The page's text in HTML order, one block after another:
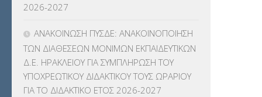
ΜΕΤΑΤΑΞΕΙΣ
ΜΕΤΑΦΟΡΑ ΜΑΘΗΤΩΝ(3)
ΝΟΜΟΘΕΣΙΑ(66)
ΟΙΚΟΝΟΜΙΚΑ ΘΕΜΑΤΑ(73)
2026-2027
ΑΝΑΚΟΙΝΩΣΗ ΠΥΣΔΕ: ΑΝΑΚΟΙΝΟΠΟΙΗΣΗ
ΤΩΝ ΔΙΑΘΕΣΕΩΝ ΜΟΝΙΜΩΝ ΕΚΠΑΙΔΕΥΤΙΚΩΝ
Δ.Ε. ΗΡΑΚΛΕΙΟΥ ΓΙΑ ΣΥΜΠΛΗΡΩΣΗ ΤΟΥ
ΥΠΟΧΡΕΩΤΙΚΟΥ ΔΙΔΑΚΤΙΚΟΥ ΤΟΥΣ ΩΡΑΡΙΟΥ
ΓΙΑ ΤΟ ΔΙΔΑΚΤΙΚΟ ΕΤΟΣ 2026-2027